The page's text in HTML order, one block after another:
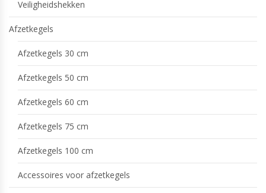
Veiligheidshekken
Afzetkegels
Afzetkegels 30 cm
Afzetkegels 50 cm
Afzetkegels 60 cm
Afzetkegels 75 cm
Afzetkegels 100 cm
Accessoires voor afzetkegels